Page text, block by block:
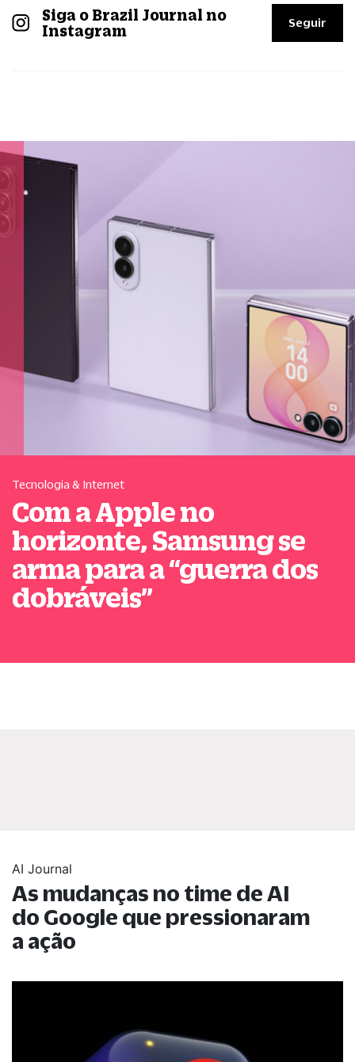
Siga o Brazil Journal no
Instagram
Seguir
Tecnologia & Internet
Com a Apple no
horizonte, Samsung se
arma para a“guerra dos
dobráveis”
AI Journal
As mudanças no time de AI
do Google que pressionaram
a ação